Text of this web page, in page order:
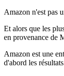
Amazon n'est pas
Et alors que les
en provenance de
Amazon est une
d'abord les